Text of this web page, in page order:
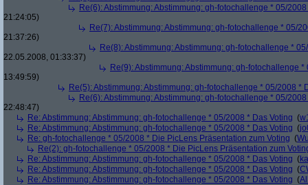
Re(6): Abstimmung: Abstimmung: gh-fotochallenge * 05/
21:24:05)
Re(7): Abstimmung: Abstimmung: gh-fotochallenge * 05/
21:37:26)
Re(8): Abstimmung: Abstimmung: gh-fotochallenge *
22.05.2008, 01:33:37)
Re(9): Abstimmung: Abstimmung: gh-fotochallenge
13:49:59)
Re(5): Abstimmung: Abstimmung: gh-fotochallenge * 05/2008 *
Re(6): Abstimmung: Abstimmung: gh-fotochallenge * 05/
22:48:47)
Re: Abstimmung: Abstimmung: gh-fotochallenge * 05/2008 * Das Voting (
Re: Abstimmung: Abstimmung: gh-fotochallenge * 05/2008 * Das Voting (
Re: gh-fotochallenge * 05/2008 * Die PicLens Präsentation zum Voting (
Re(2): gh-fotochallenge * 05/2008 * Die PicLens Präsentation zum
Re: Abstimmung: Abstimmung: gh-fotochallenge * 05/2008 * Das Voting (
Re: Abstimmung: Abstimmung: gh-fotochallenge * 05/2008 * Das Voting (
Re: Abstimmung: Abstimmung: gh-fotochallenge * 05/2008 * Das Voting (